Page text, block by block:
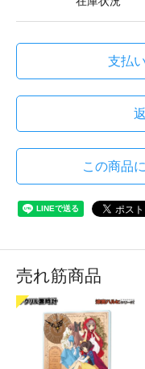
支払
この商品
売れ筋商品